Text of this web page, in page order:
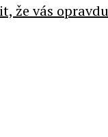
že vás